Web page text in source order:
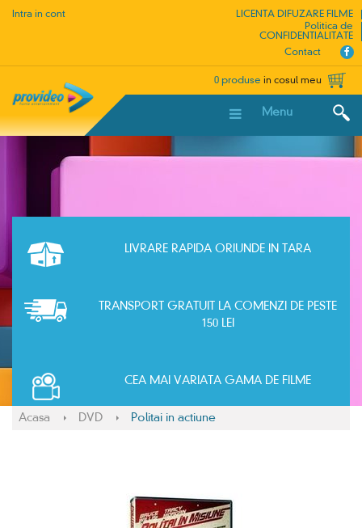
Intra in cont
LICENTA DIFUZARE FILME
Politica de
CONFIDENTIALITATE
Contact
0 produse in cosul meu
Menu
LIVRARE RAPIDA ORIUNDE IN TARA
TRANSPORT GRATUIT LA COMENZI DE PESTE
150 LEI
CEA MAI VARIATA GAMA DE FILME
Acasa DVD Politai in actiune